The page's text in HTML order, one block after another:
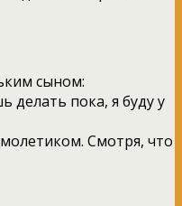
сыном:
пока, я буду у
Смотря, что